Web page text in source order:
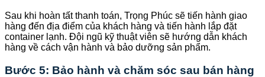
Sau khi hoàn tất thanh toán, Trọng Phúc sẽ tiến hành giao
hàng đến địa điểm của khách hàng và tiến hành lắp đặt
container lạnh. Đội ngũ kỹ thuật viên sẽ hướng dẫn khách
hàng về cách vận hành và bảo dưỡng sản phẩm.
Bước 5: Bảo hành và chăm sóc sau bán hàng